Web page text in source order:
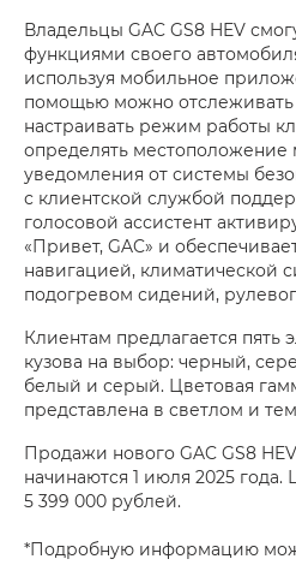
Владельцы GAC GS8 HEV
функциями своего
используя мобильное
помощью можно отслеживать
настраивать режим работы
определять местоположение
уведомления от системы
с клиентской службой
голосовой ассистент
«Привет, GAC» и
навигацией, климатической
подогревом сидений,
Клиентам предлагается пять
кузова на выбор: черный,
белый и серый. Цветовая
представлена в светлом и
Продажи нового GAC GS8
начинаются 1 июля 2025 года.
5 399 000 рублей.
*Подробную информацию